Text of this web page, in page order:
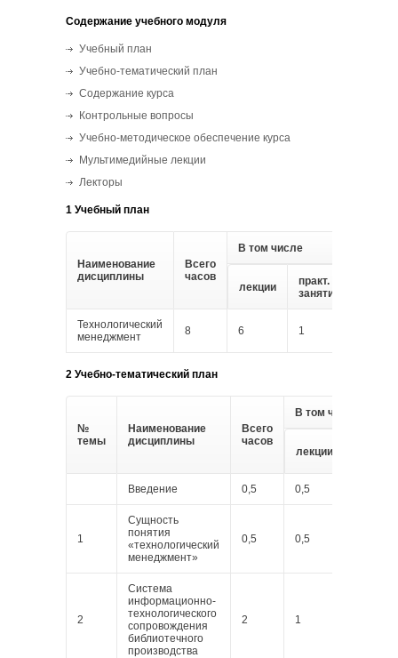
Содержание учебного модуля
Учебный план
Учебно-тематический план
Содержание курса
Контрольные вопросы
Учебно-методическое обеспечение курса
Мультимедийные лекции
Лекторы
1 Учебный план
Наименование
дисциплины
Всего
часов
В том числе
лекции
практ.
занятия
Технологический
менеджмент
8 6 1
2 Учебно-тематический план
№
темы
Наименование
дисциплины
Всего
часов
В том числе
лекции
Введение 0,5 0,5
1
Сущность
понятия
«технологический
менеджмент»
0,5 0,5
2
Система
информационно-
технологического
сопровождения
библиотечного
производства
2 1